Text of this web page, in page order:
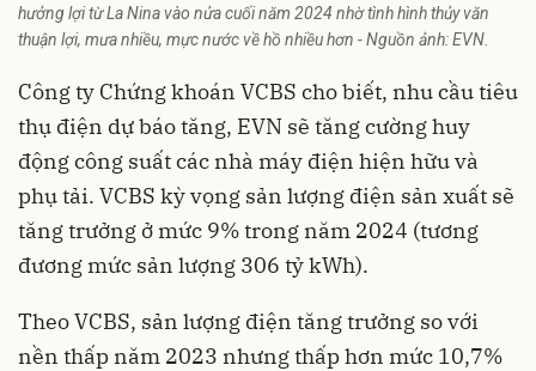
hưởng lợi từ La Nina vào nửa cuối năm 2024 nhờ tình hình thủy văn
thuận lợi, mưa nhiều, mực nước về hồ nhiều hơn - Nguồn ảnh: EVN.
Công ty Chứng khoán VCBS cho biết, nhu cầu tiêu
thụ điện dự báo tăng, EVN sẽ tăng cường huy
động công suất các nhà máy điện hiện hữu và
phụ tải. VCBS kỳ vọng sản lượng điện sản xuất sẽ
tăng trưởng ở mức 9% trong năm 2024 (tương
đương mức sản lượng 306 tỷ kWh).
Theo VCBS, sản lượng điện tăng trưởng so với
nền thấp năm 2023 nhưng thấp hơn mức 10,7%